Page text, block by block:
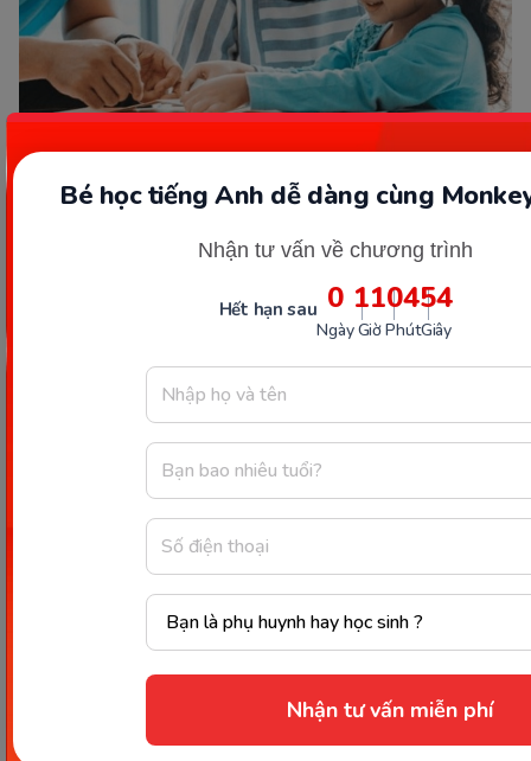
Bé học tiếng Anh dễ dàng cùng
Nhận tư vấn về chương trình
Hết hạn sau 0
Ngày
11
Giờ
04
Phút
52
Giây
Nhận tư vấn miễn phí
Các bài viết không thể bỏ lỡ
Tổng hợp 50+ bài tập tiếng
Việt lớp 2 nâng cao và kinh
Kênh dạy bé học Tiếng Việt
thử giúp bé luyện tập hiệu
quả
Vậy thì sau khi đọc qua bài viết này, hẳn là phụ
huynh đã lưu ý được nhiều điều quan trọng khi
dạy tiếng việt cho bé chuẩn bị vào lớp 2 tại
nhà rồi nhé. Mong rằng ba mẹ có thể áp dụng điều